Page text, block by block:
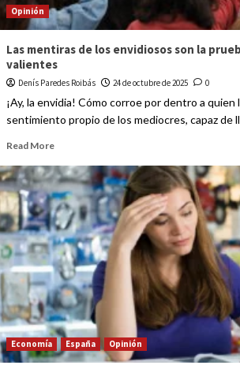
Opinión
Las mentiras de los envidiosos son la
valientes
Denís Paredes Roibás 24 de octubre de 2025 0
¡Ay, la envidia! Cómo corroe por dentro a quien
sentimiento propio de los mediocres, capaz de
Read More
Economía España Opinión